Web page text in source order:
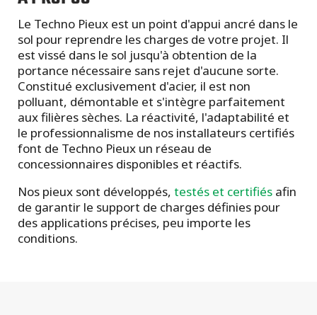
Le Techno Pieux est un point d'appui ancré dans le
sol pour reprendre les charges de votre projet. Il
est vissé dans le sol jusqu'à obtention de la
portance nécessaire sans rejet d'aucune sorte.
Constitué exclusivement d'acier, il est non
polluant, démontable et s'intègre parfaitement
aux filières sèches. La réactivité, l'adaptabilité et
le professionnalisme de nos installateurs certifiés
font de Techno Pieux un réseau de
concessionnaires disponibles et réactifs.
Nos pieux sont développés, testés et certifiés afin
de garantir le support de charges définies pour
des applications précises, peu importe les
conditions.